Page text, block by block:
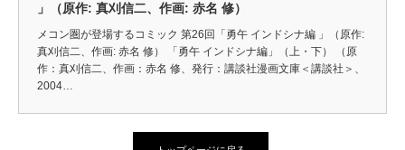
」（原作: 真刈信二、作画: 赤名 修）
メコン圏が登場するコミック 第26回「勇午 インドシナ編 」（原作:
真刈信二、作画: 赤名 修） 「勇午 インドシナ編」（上・下） （原
作：真刈信二、作画：赤名 修、発行：講談社漫画文庫＜講談社＞、
2004…